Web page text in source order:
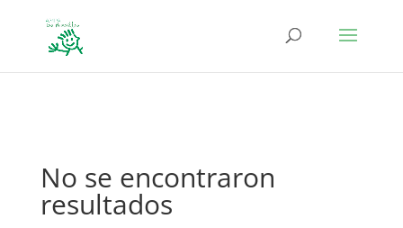
No se encontraron
resultados